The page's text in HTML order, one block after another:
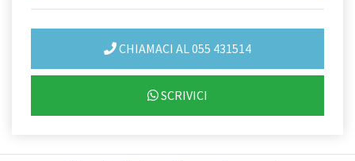
CHIAMACI AL 055 431514
SCRIVICI